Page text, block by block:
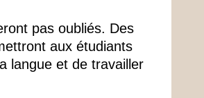
pas oubliés. Des
aux étudiants
langue et de travailler